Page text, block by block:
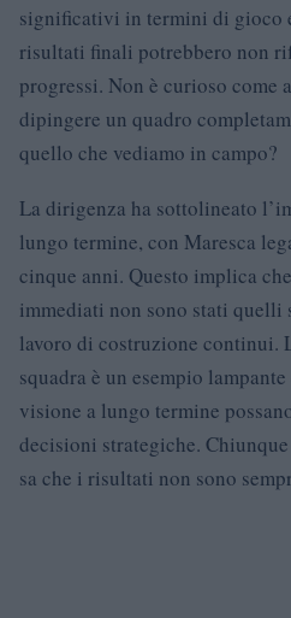
significativi in termini di gioco
risultati finali potrebbero non
progressi. Non è curioso come
dipingere un quadro
quello che vediamo in campo?
La dirigenza ha sottolineato
lungo termine, con Maresca
cinque anni. Questo implica
immediati non sono stati quelli
lavoro di costruzione continui.
squadra è un esempio
visione a lungo termine
decisioni strategiche.
sa che i risultati non sono